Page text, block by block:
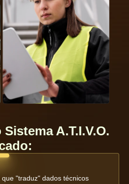
A.T.I.V.O.
"traduz" dados técnicos